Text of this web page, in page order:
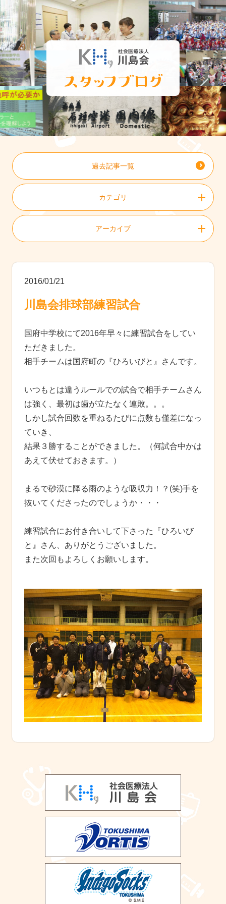
過去記事一覧
カテゴリ
アーカイブ
2016/01/21
川島会排球部練習試合
国府中学校にて2016年早々に練習試合をしてい
ただきました。
相手チームは国府町の『ひろいびと』さんです。
いつもとは違うルールでの試合で相手チームさん
は強く、最初は歯が立たなく連敗。。。
しかし試合回数を重ねるたびに点数も僅差になっ
ていき、
結果３勝することができました。（何試合中かは
あえて伏せておきます。）
まるで砂漠に降る雨のような吸収力！？(笑)手を
抜いてくださったのでしょうか・・・
練習試合にお付き合いして下さった『ひろいび
と』さん、ありがとうございました。
また次回もよろしくお願いします。